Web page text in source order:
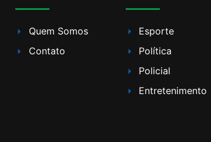
Quem Somos
Contato
Esporte
Política
Policial
Entretenimento